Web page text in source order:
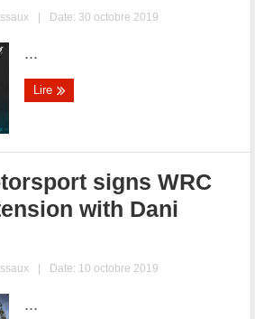
| Date: 30 octobre 2019
...
Lire
signs WRC
with Dani
| Date: 10 octobre 2019
...